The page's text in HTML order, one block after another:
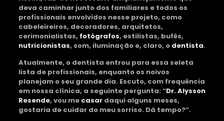
deva caminhar junto dos familiares e todos os
profissionais envolvidos nesse projeto, como
cabeleireiros, decoradores, arquitetos,
cerimonialistas, fotógrafos, estilistas, bufês,
nutricionistas, som, iluminação e, claro, o dentista.
Atualmente, o dentista entrou para essa seleta
lista de profissionais, enquanto os noivos
planejam o seu grande dia. Escuto, com frequência
em nossa clínica, a seguinte pergunta: “Dr. Alysson
Resende, vou me casardaqui alguns meses,
gostaria de cuidar do meu sorriso. Dá tempo?”.